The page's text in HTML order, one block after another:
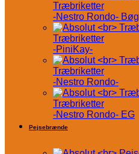
Træbriketter
-Nestro Rondo- Bøg
Træbriketter
-PiniKay-
Træbriketter
-Nestro Rondo-
Træbriketter
-Nestro Rondo- EG
Pejsebrænde